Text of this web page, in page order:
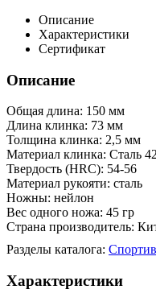
Описание
Характеристики
Сертификат
Описание
Общая длина: 150 мм
Длина клинка: 73 мм
Толщина клинка: 2,5 мм
Материал клинка: Сталь
Твердость (HRC): 54-56
Материал рукояти: сталь
Ножны: нейлон
Вес одного ножа: 45 гр
Страна производитель:
Разделы каталога:
Характеристики